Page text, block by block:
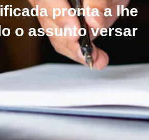
pronta a lhe
o assunto versar